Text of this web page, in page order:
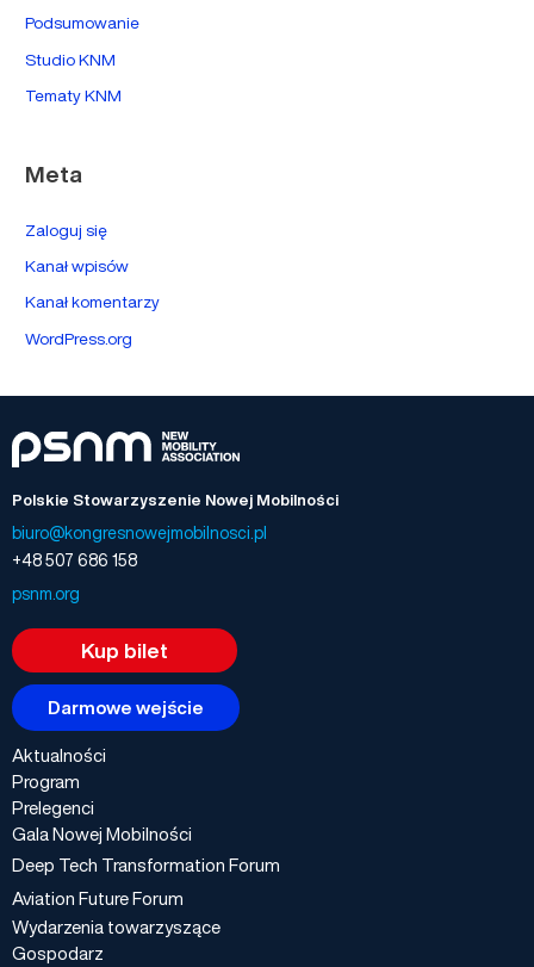
Podsumowanie
Studio KNM
Tematy KNM
Meta
Zaloguj się
Kanał wpisów
Kanał komentarzy
WordPress.org
Polskie Stowarzyszenie Nowej Mobilności
biuro@kongresnowejmobilnosci.pl
+48 507 686 158
psnm.org
Kup bilet
Darmowe wejście
Aktualności
Program
Prelegenci
Gala Nowej Mobilności
Deep Tech Transformation Forum
Aviation Future Forum
Wydarzenia towarzyszące
Gospodarz